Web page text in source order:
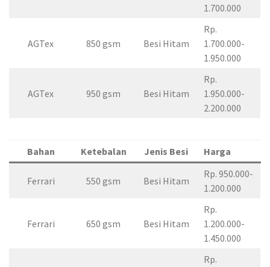
1.700.000
AGTex 850 gsm Besi Hitam
Rp.
1.700.000-
1.950.000
AGTex 950 gsm Besi Hitam
Rp.
1.950.000-
2.200.000
Bahan Ketebalan Jenis Besi Harga
Ferrari 550 gsm Besi Hitam
Rp. 950.000-
1.200.000
Ferrari 650 gsm Besi Hitam
Rp.
1.200.000-
1.450.000
Rp.